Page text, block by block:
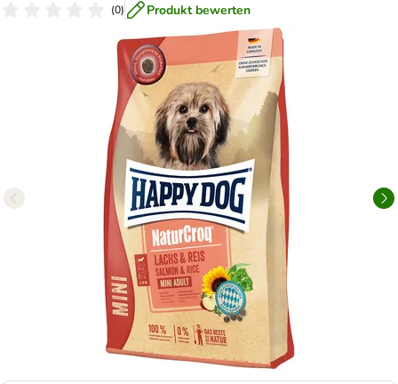
(0) Produkt bewerten